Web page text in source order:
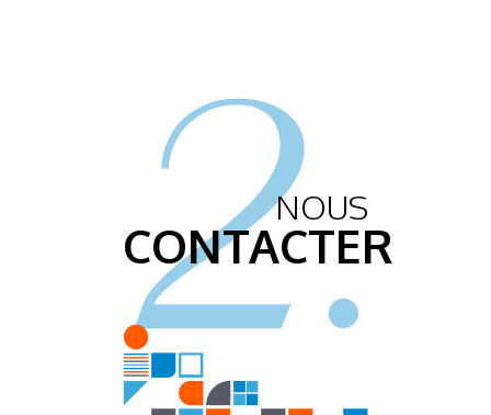
2.
NOUS
CONTACTER